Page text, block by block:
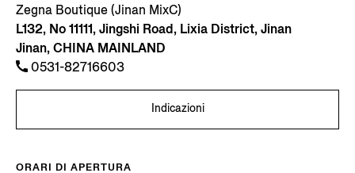
Zegna Boutique (Jinan MixC)
L132, No 11111, Jingshi Road, Lixia District, Jinan
Jinan, CHINA MAINLAND
0531-82716603
Indicazioni
ORARI DI APERTURA